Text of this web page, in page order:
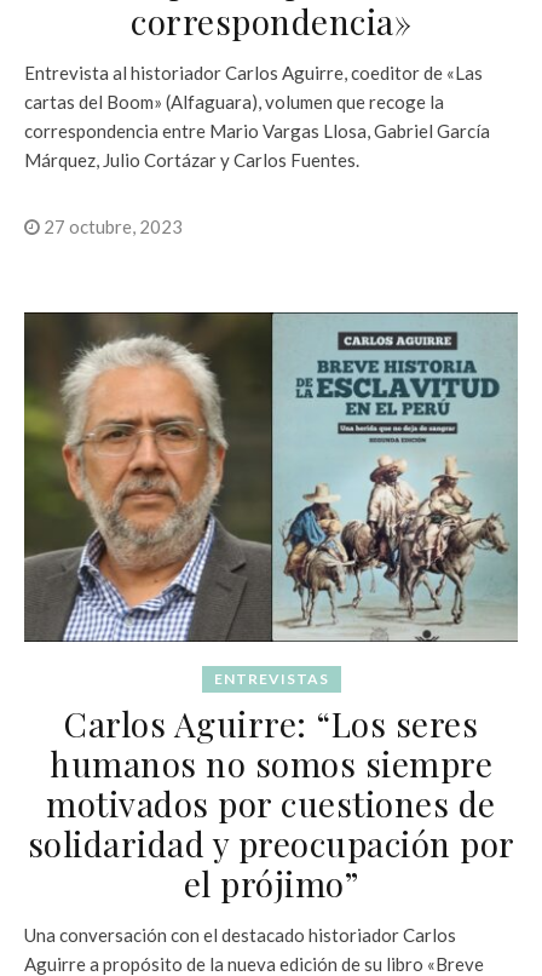
correspondencia»
Entrevista al historiador Carlos Aguirre, coeditor de «Las
cartas del Boom» (Alfaguara), volumen que recoge la
correspondencia entre Mario Vargas Llosa, Gabriel García
Márquez, Julio Cortázar y Carlos Fuentes.
27 octubre, 2023
ENTREVISTAS
Carlos Aguirre: “Los seres
humanos no somos siempre
motivados por cuestiones de
solidaridad y preocupación por
el prójimo”
Una conversación con el destacado historiador Carlos
Aguirre a propósito de la nueva edición de su libro «Breve